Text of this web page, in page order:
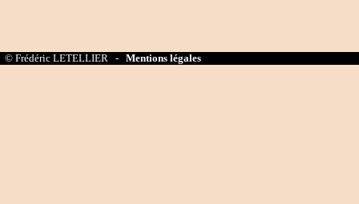
© Frédéric LETELLIER - Mentions légales